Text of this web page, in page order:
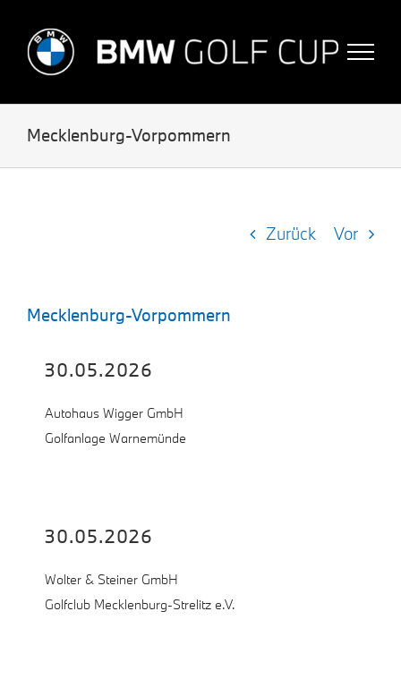
content
Mecklenburg-Vorpommern
Zurück Vor
Mecklenburg-Vorpommern
30.05.2026
Autohaus Wigger GmbH
Golfanlage Warnemünde
30.05.2026
Wolter & Steiner GmbH
Golfclub Mecklenburg-Strelitz e.V.